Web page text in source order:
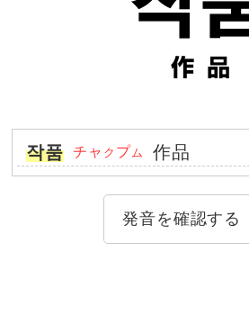
작품 チャ ク プム 作品
発音を確認する